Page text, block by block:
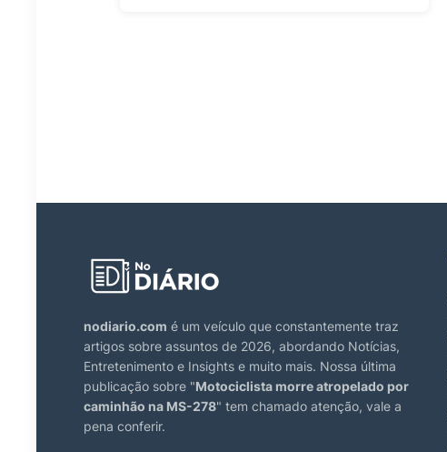
nodiario.com é um veículo que constantemente traz
artigos sobre assuntos de 2026, abordando Notícias,
Entretenimento e Insights e muito mais. Nossa última
publicação sobre "Motociclista morre atropelado por
caminhão na MS-278" tem chamado atenção, vale a
pena conferir.